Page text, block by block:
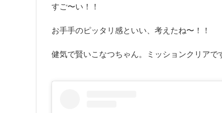
すご〜い！！
お手手のピッタリ感といい、考えたね〜！！
健気で賢いこなつちゃん。ミッションクリアで